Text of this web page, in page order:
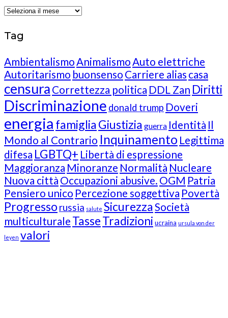
Archives
Tag
AmbientalismoAnimalismoAuto elettriche
Autoritarismo buonsenso Carriere alias casa
censura Correttezza politica DDL Zan Diritti
Discriminazione donald trump Doveri
energia famigliaGiustizia guerra Identità Il
Mondo al Contrario Inquinamento Legittima
difesa LGBTQ+ Libertà di espressione
Maggioranza Minoranze Normalità Nucleare
Nuova città Occupazioni abusive. OGM Patria
Pensiero unico Percezione soggettiva Povertà
Progresso russia salute SicurezzaSocietà
multiculturale TasseTradizioni ucraina ursula von der
leyen valori